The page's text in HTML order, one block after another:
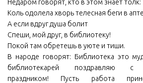
Недаром говорят, кто в этом знает толк:
Коль одолела хворь телесная беги в
А если вдруг душа болит
Спеши, мой друг, в библиотеку!
Покой там обретешь в уюте и тиши.
В народе говорят: Библиотека это
библиотекарей поздравляю с
праздником! Пусть работа